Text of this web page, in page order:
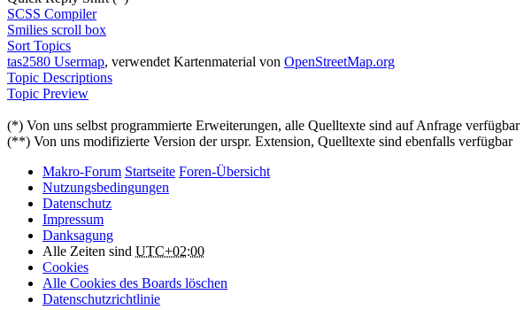
SCSS Compiler
Smilies scroll box
Sort Topics
tas2580 Usermap, verwendet Kartenmaterial von OpenStreetMap.org
Topic Descriptions
Topic Preview
(*) Von uns selbst programmierte Erweiterungen, alle Quelltexte sind auf Anfrage verfügbar
(**) Von uns modifizierte Version der urspr. Extension, Quelltexte sind ebenfalls verfügbar
Makro-Forum Startseite Foren-Übersicht
Nutzungsbedingungen
Datenschutz
Impressum
Danksagung
Alle Zeiten sind UTC+02:00
Cookies
Alle Cookies des Boards löschen
Datenschutzrichtlinie